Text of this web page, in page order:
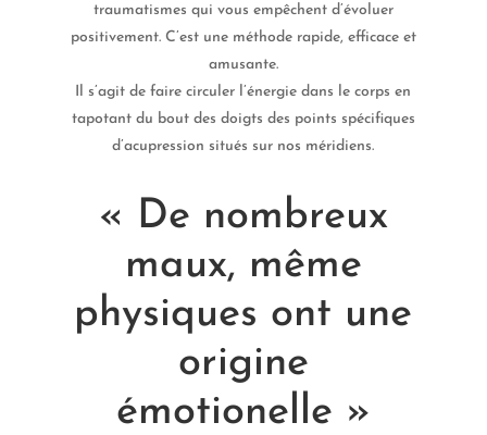
traumatismes qui vous empêchent d’évoluer
positivement. C’est une méthode rapide, efficace et
amusante.
Il s’agit de faire circuler l’énergie dans le corps en
tapotant du bout des doigts des points spécifiques
d’acupression situés sur nos méridiens.
« De nombreux
maux, même
physiques ont une
origine
émotionelle »